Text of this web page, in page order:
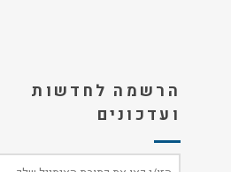
הרשמה לחדשות
ועדכונים